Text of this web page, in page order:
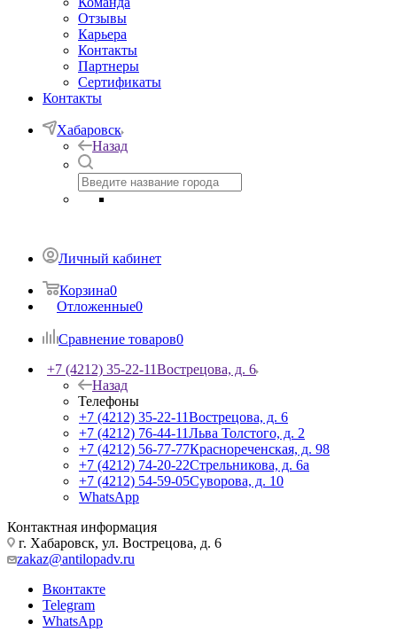
Отзывы
Карьера
Контакты
Партнеры
Сертификаты
Контакты
Хабаровск
Назад
Личный кабинет
Корзина0
Отложенные0
Сравнение товаров0
+7 (4212) 35-22-11Вострецова, д. 6
Назад
Телефоны
+7 (4212) 35-22-11Вострецова, д. 6
+7 (4212) 76-44-11Льва Толстого, д. 2
+7 (4212) 56-77-77Краснореченская, д. 98
+7 (4212) 74-20-22Стрельникова, д. 6а
+7 (4212) 54-59-05Суворова, д. 10
WhatsApp
Контактная информация
г. Хабаровск, ул. Вострецова, д. 6
zakaz@antilopadv.ru
Вконтакте
Telegram
WhatsApp